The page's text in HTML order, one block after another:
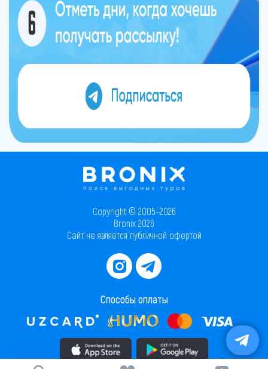
Copyright © 2005–2026
Bronix 2026
Сайт не является публичной офертой
Способы оплаты
Скачать приложение в AppStore Скачать приложение в PlayMarket